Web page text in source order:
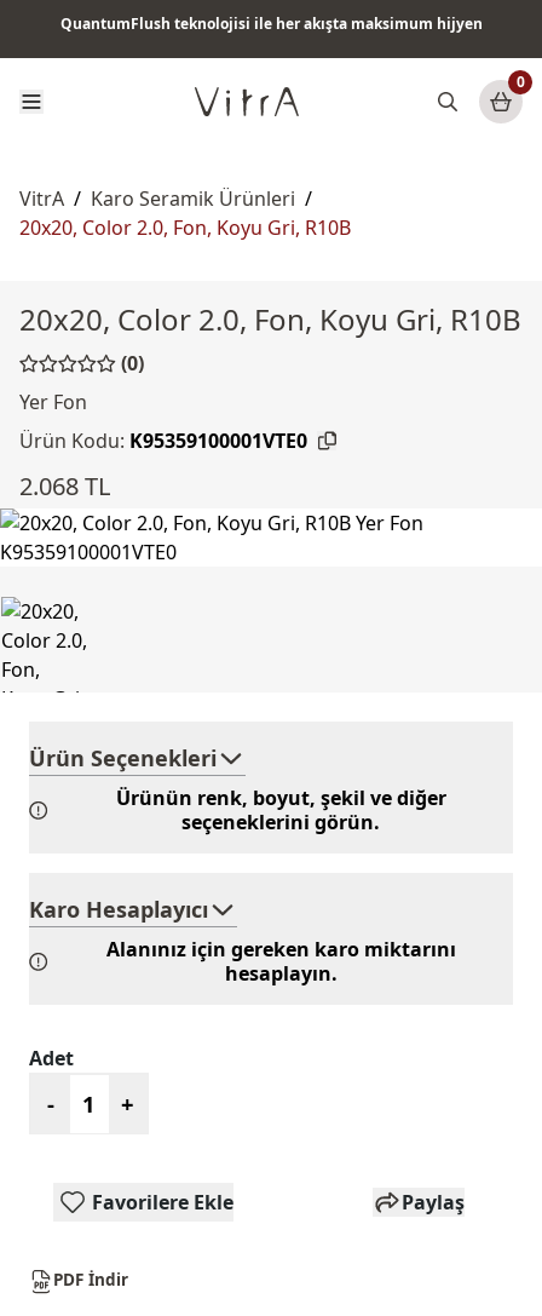
QuantumFlush teknolojisi ile her akışta maksimum hijyen
0
VitrA / Karo Seramik Ürünleri /
20x20, Color 2.0, Fon, Koyu Gri, R10B
20x20, Color 2.0, Fon, Koyu Gri, R10B
(0)
Yer Fon
Ürün Kodu: K95359100001VTE0
2.068 TL
Ürün Seçenekleri
Ürünün renk, boyut, şekil ve diğer
seçeneklerini görün.
Karo Hesaplayıcı
Alanınız için gereken karo miktarını
hesaplayın.
Adet
- +
Favorilere Ekle Paylaş
PDF İndir